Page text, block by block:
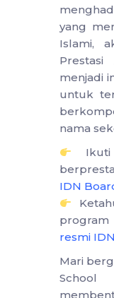
yang
Islami,
menjadi
untuk
nama
Ikuti
IDN
resmi
Mari
School